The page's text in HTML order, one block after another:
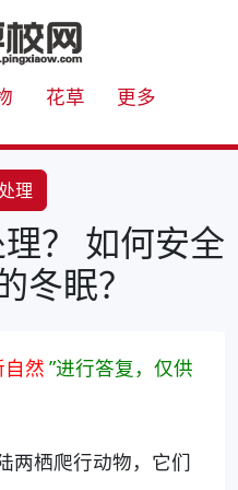
花草 更多
处理
？ 如何安全
冬眠？
自然 ”进行答复，仅供
两栖爬行动物，它们